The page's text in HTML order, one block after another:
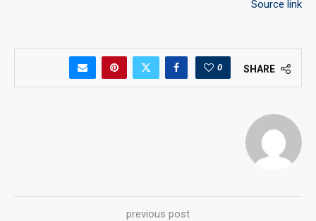
Source link
SHARE
0
previous post